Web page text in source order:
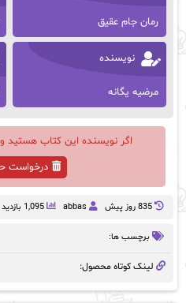
رمان جام عقیق
نویسنده
مرضیه یگانه
اگر نویسنده این کتاب هستید
درخواست
835 روز پيش abbas 1,095 بازدید
برچسب ها:
لینک کوتاه محصول: